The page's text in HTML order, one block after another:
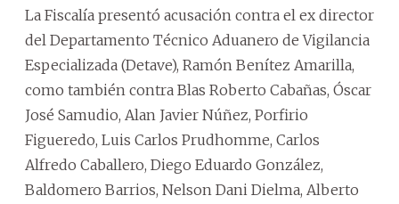
La Fiscalía presentó acusación contra el ex director
del Departamento Técnico Aduanero de Vigilancia
Especializada (Detave), Ramón Benítez Amarilla,
como también contra Blas Roberto Cabañas, Óscar
José Samudio, Alan Javier Núñez, Porfirio
Figueredo, Luis Carlos Prudhomme, Carlos
Alfredo Caballero, Diego Eduardo González,
Baldomero Barrios, Nelson Dani Dielma, Alberto